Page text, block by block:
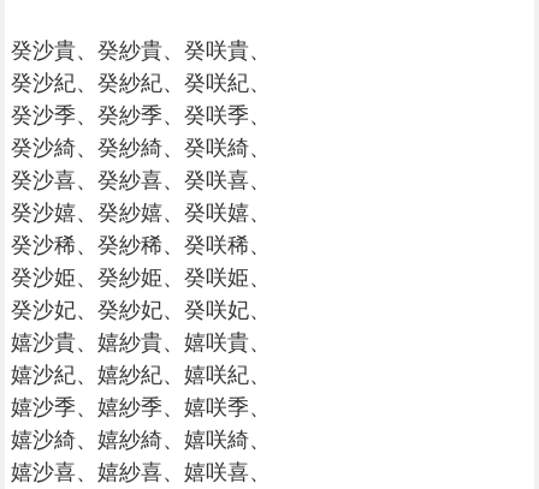
癸沙貴、癸紗貴、癸咲貴、
癸沙紀、癸紗紀、癸咲紀、
癸沙季、癸紗季、癸咲季、
癸沙綺、癸紗綺、癸咲綺、
癸沙喜、癸紗喜、癸咲喜、
癸沙嬉、癸紗嬉、癸咲嬉、
癸沙稀、癸紗稀、癸咲稀、
癸沙姫、癸紗姫、癸咲姫、
癸沙妃、癸紗妃、癸咲妃、
嬉沙貴、嬉紗貴、嬉咲貴、
嬉沙紀、嬉紗紀、嬉咲紀、
嬉沙季、嬉紗季、嬉咲季、
嬉沙綺、嬉紗綺、嬉咲綺、
嬉沙喜、嬉紗喜、嬉咲喜、